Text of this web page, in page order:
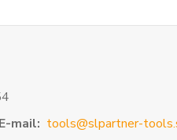
E-mail: tools@slpartner-